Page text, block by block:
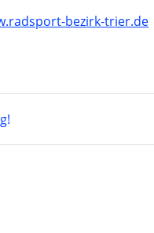
bezirk-trier.de